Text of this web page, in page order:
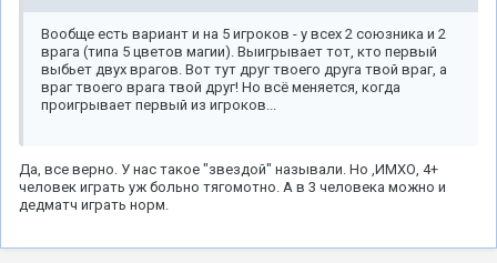
Вообще есть вариант и на 5 игроков - у всех 2 союзника и 2
врага (типа 5 цветов магии). Выигрывает тот, кто первый
выбьет двух врагов. Вот тут друг твоего друга твой враг, а
враг твоего врага твой друг! Но всё меняется, когда
проигрывает первый из игроков...
Да, все верно. У нас такое "звездой" называли. Но ,ИМХО, 4+
человек играть уж больно тягомотно. А в 3 человека можно и
дедматч играть норм.